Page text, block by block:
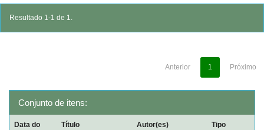
Resultado 1-1 de 1.
Anterior 1 Próximo
Conjunto de itens:
Data do
Título Autor(es) Tipo